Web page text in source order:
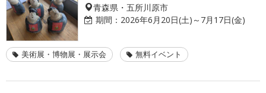
青森県・五所川原市
期間： 2026年6月20日(土)～7月17日(金)
美術展・博物展・展示会 無料イベント